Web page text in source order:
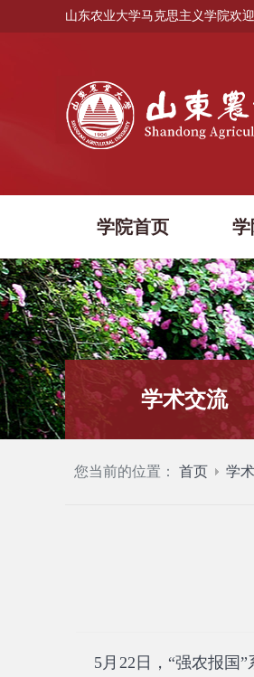
山东农业大学马克思主义学院欢迎
学院首页 学
学术交流
您当前的位置： 首页 学
5月 22 日，“强农报国”